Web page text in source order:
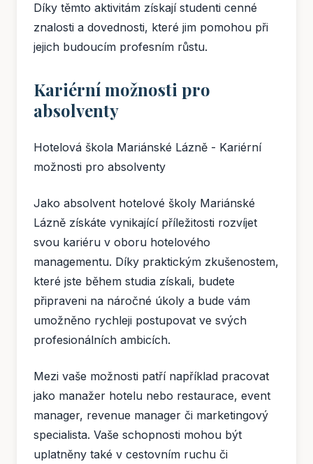
Díky těmto aktivitám získají studenti cenné
znalosti a dovednosti, které jim pomohou při
jejich budoucím profesním růstu.
Kariérní možnosti pro
absolventy
Hotelová škola Mariánské Lázně - Kariérní
možnosti pro absolventy
Jako absolvent hotelové školy Mariánské
Lázně získáte vynikající příležitosti rozvíjet
svou kariéru v oboru hotelového
managementu. Díky praktickým zkušenostem,
které jste během studia získali, budete
připraveni na náročné úkoly a bude vám
umožněno rychleji postupovat ve svých
profesionálních ambicích.
Mezi vaše možnosti patří například pracovat
jako manažer hotelu nebo restaurace, event
manager, revenue manager či marketingový
specialista. Vaše schopnosti mohou být
uplatněny také v cestovním ruchu či